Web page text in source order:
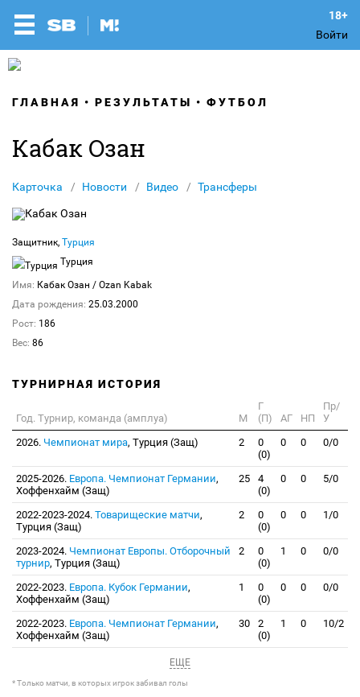
Войти
ГЛАВНАЯ РЕЗУЛЬТАТЫ ФУТБОЛ
Кабак Озан
Карточка Новости Видео Трансферы
Защитник, Турция
Турция
Имя: Кабак Озан / Ozan Kabak
Дата рождения: 25.03.2000
Рост: 186
Вес: 86
ТУРНИРНАЯ ИСТОРИЯ
Год. Турнир, команда (амплуа) М
Г
(П)
АГ НП
Пр/
У
2026. Чемпионат мира, Турция (Защ) 2
0
(0)
0 0 0/0
2025-2026. Европа. Чемпионат Германии,
Хоффенхайм (Защ)
25
4
(0)
0 0 5/0
2022-2023-2024. Товарищеские матчи,
Турция (Защ)
2
0
(0)
0 0 1/0
2023-2024. Чемпионат Европы. Отборочный
турнир, Турция (Защ)
2
0
(0)
1 0 0/0
2022-2023. Европа. Кубок Германии,
Хоффенхайм (Защ)
1
0
(0)
0 0 0/0
2022-2023. Европа. Чемпионат Германии,
Хоффенхайм (Защ)
30
2
(0)
1 0 10/2
ЕЩЕ
* Только матчи, в которых игрок забивал голы